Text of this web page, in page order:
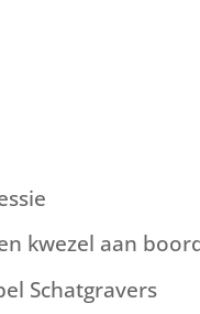
kwezel aan
Schatgravers